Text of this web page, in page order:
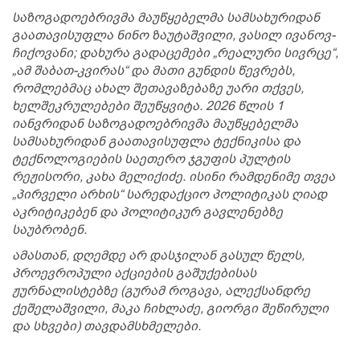
საზოგადოებრივმა მაუწყებელმა სამსახურიდან
გაათავისუფლა ნინო ზაუტაშვილი, ვასილ ივანოვ-
ჩიქოვანი; დახურა გადაცემები „რეალური სივრცე“,
„ამ შაბათ-კვირას“ და მათი გუნდის წევრებს,
რომლებმაც ახალ შეთავაზებაზე უარი თქვეს,
ხელშეკრულებები შეუწყვიტა. 2026 წლის 1
იანვრიდან საზოგადოებრივმა მაუწყებელმა
სამსახურიდან გაათავისუფლა ტექნიკისა და
ტექნოლოგიების საეთერო ჯგუფის პულტის
რეჟისორი, კახა მელიქიძე. ისინი რამდენიმე თვეა
„პირველი არხის“ სარედაქციო პოლიტიკას ღიად
აკრიტიკებენ და პოლიტიკურ გავლენებზე
საუბრობენ.
ამასთან, დღემდე არ დასჯილან გასულ წელს,
პროევროპული აქციების გაშუქებისას
ჟურნალისტებზე (გურამ როგავა, ალექსანდრე
ქეშელაშვილი, მაკა ჩიხლაძე, გიორგი შეწირული
და სხვები) თავდამსხმელები.